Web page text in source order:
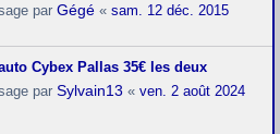
par Gégé « sam. 12 déc. 2015
auto Cybex Pallas 35€ les deux
par Sylvain13 « ven. 2 août 2024